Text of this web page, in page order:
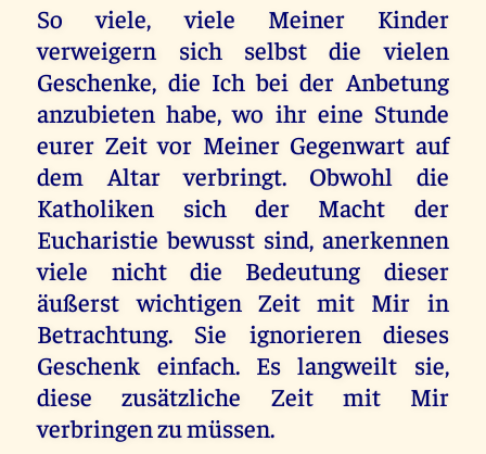
So viele, viele Meiner Kinder
verweigern sich selbst die vielen
Geschenke, die Ich bei der Anbetung
anzubieten habe, wo ihr eine Stunde
eurer Zeit vor Meiner Gegenwart auf
dem Altar verbringt. Obwohl die
Katholiken sich der Macht der
Eucharistie bewusst sind, anerkennen
viele nicht die Bedeutung dieser
äußerst wichtigen Zeit mit Mir in
Betrachtung. Sie ignorieren dieses
Geschenk einfach. Es langweilt sie,
diese zusätzliche Zeit mit Mir
verbringen zu müssen.